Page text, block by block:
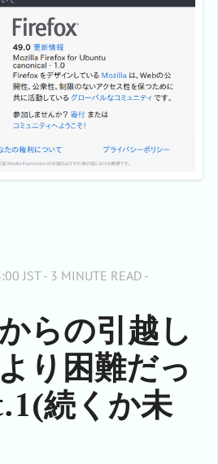
JST - 3 MINUTE READ -
らの引越し
り困難だっ
続くか未